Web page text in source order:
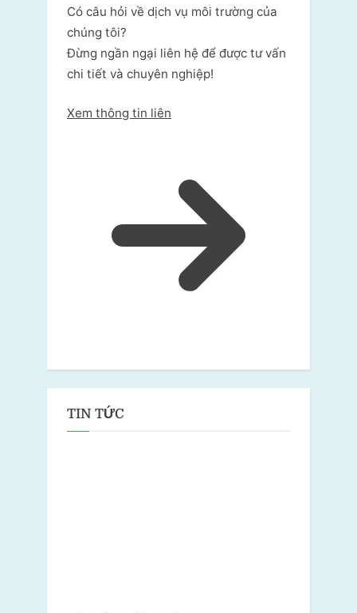
Có câu hỏi về dịch vụ môi trường của
chúng tôi?
Đừng ngần ngại liên hệ để được tư vấn
chi tiết và chuyên nghiệp!
Xem thông tin liên
TIN TỨC